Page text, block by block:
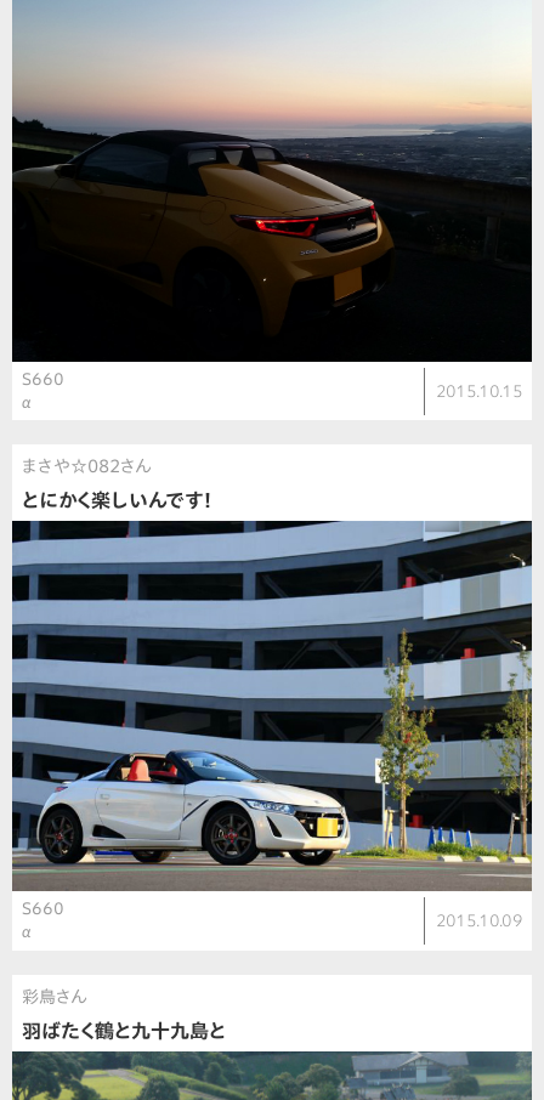
S660
α
2015.10.15
まさや☆082さん
とにかく楽しいんです！
S660
α
2015.10.09
彩鳥さん
羽ばたく鶴と九十九島と